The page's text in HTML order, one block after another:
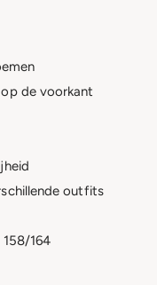
de voorkant
outfits
164